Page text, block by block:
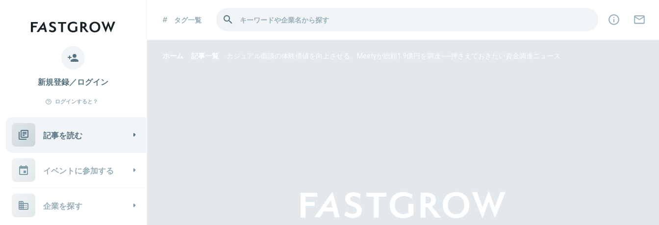
新規登録／ログイン
ログインすると？
記事を読む
イベントに参加する
企業を探す
タグ一覧
ホーム 記事一覧 カジュアル面談の体験価値を向上させる、Meetyが総額1.9億円を調達──押さえておきたい資金調達ニュース